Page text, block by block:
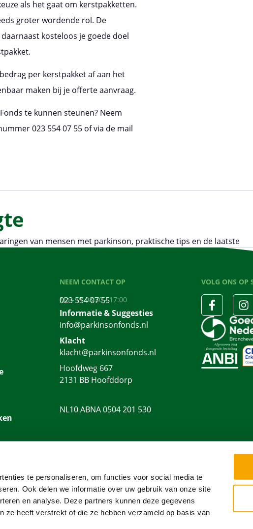
te personaliseren, om functies voor social media te
Ook delen we informatie over uw gebruik van onze site
en analyse. Deze partners kunnen deze gegevens
ze heeft verstrekt of die ze hebben verzameld op basis van
als het gaat om kerstpakketten.
groter wordende rol. De
kosteloos je goede doel
per kerstpakket af aan het
maken bij je offerte aanvraag.
te kunnen steunen? Neem
023 554 07 55 of via de mail
van mensen met parkinson, praktische tips en de laatste
NEEM CONTACT OP
023 554 07 55
Ma - Vr 08:30 - 17:00
Informatie & Suggesties
info@parkinsonfonds.nl
Klacht
klacht@parkinsonfonds.nl
Hoofdweg 667
2131 BB Hoofddorp
NL10 ABNA 0504 201 530
VOLG ONS OP